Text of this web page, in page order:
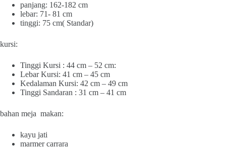
panjang: 162-182 cm
lebar: 71- 81 cm
tinggi: 75 cm( Standar)
kursi:
Tinggi Kursi : 44 cm – 52 cm:
Lebar Kursi: 41 cm – 45 cm
Kedalaman Kursi: 42 cm – 49 cm
Tinggi Sandaran : 31 cm – 41 cm
bahan meja makan:
kayu jati
marmer carrara